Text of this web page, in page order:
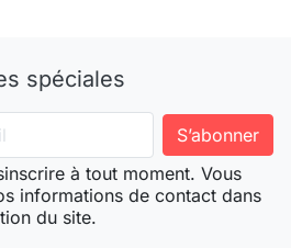
spéciales
à tout moment. Vous
informations de contact dans
du site.